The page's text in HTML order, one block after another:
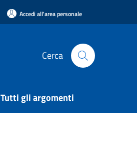
Accedi all'area personale
Cerca
Tutti gli argomenti